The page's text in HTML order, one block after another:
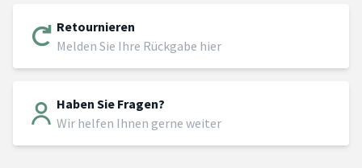
Retournieren
Melden Sie Ihre Rückgabe hier
Haben Sie Fragen?
Wir helfen Ihnen gerne weiter